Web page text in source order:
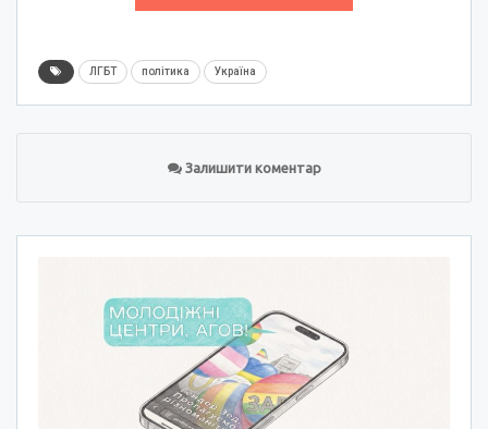
ЛГБТ політика Україна
Залишити коментар